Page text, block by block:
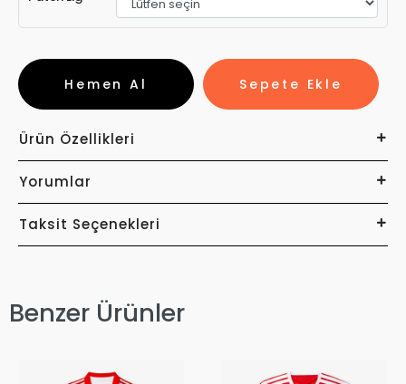
Sepete Ekle
Hemen Al
Ürün Özellikleri
Yorumlar
Taksit Seçenekleri
Benzer Ürünler